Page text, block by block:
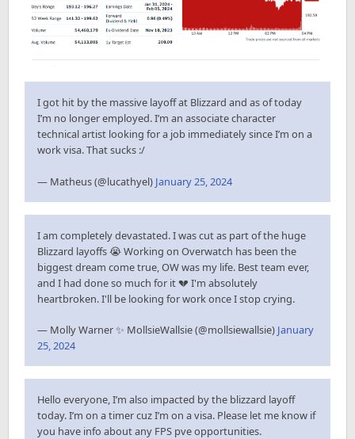
I got hit by the massive layoff at Blizzard and as of today
I’m no longer employed. I’m an associate character
technical artist looking for a job immediately since I’m on a
work visa. That sucks :/
— Matheus (@lucathyel) January 25, 2024
I am completely devastated. I was cut as part of the huge
Blizzard layoffs 😭 Working on Overwatch has been the
biggest dream come true, OW was my life. Best team ever,
and I had done so much for it 💔 I'm absolutely
heartbroken. I'll be looking for work once I stop crying.
— Molly Warner ✨ MollsieWallsie (@mollsiewallsie) January
25, 2024
Hello everyone, I’m also impacted by the blizzard layoff
today. I’m on a timer cuz I’m on a visa. Please let me know if
you have info about any FPS pve opportunities.